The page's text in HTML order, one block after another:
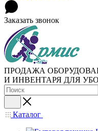
Заказать звонок
ПРОДАЖА
И ИНВЕНТАРЯ ДЛЯ
Каталог